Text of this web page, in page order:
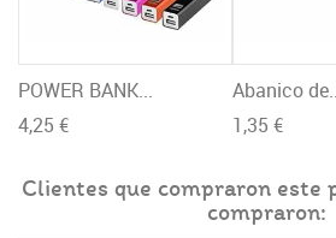
POWER BANK...
4,25 €
Abanico
1,35 €
Clientes que compraron este
compraron: